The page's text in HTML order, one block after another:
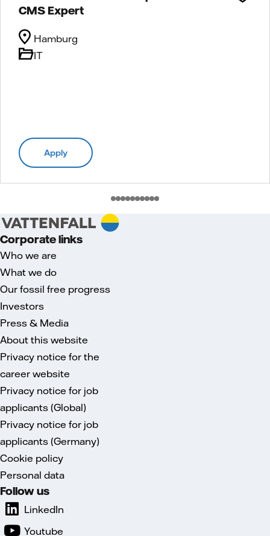
CMS Expert
IT
Hamburg
Apply
Corporate links
Who we are
What we do
Our fossil free progress
Investors
Press & Media
About this website
Privacy notice for the
career website
Privacy notice for job
applicants (Global)
Privacy notice for job
applicants (Germany)
Cookie policy
Personal data
Follow us
LinkedIn
Youtube